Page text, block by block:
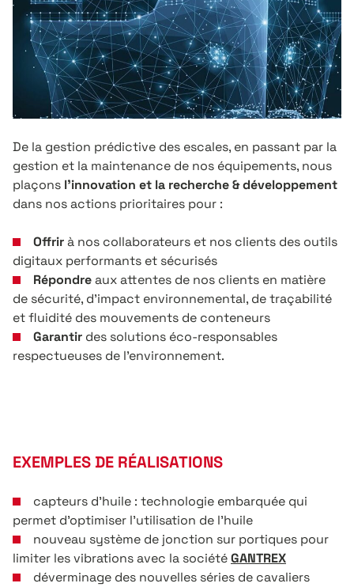
De la gestion prédictive des escales, en passant par la
gestion et la maintenance de nos équipements, nous
plaçons l’innovation et la recherche & développement
dans nos actions prioritaires pour :
Offrirà nos collaborateurs et nos clients des outils
digitaux performants et sécurisés
Répondreaux attentes de nos clients en matière
de sécurité, d’impact environnemental, de traçabilité
et fluidité des mouvements de conteneurs
Garantir des solutions éco-responsables
respectueuses de l’environnement.
EXEMPLES DE RÉALISATIONS
capteurs d’huile : technologie embarquée qui
permet d’optimiser l’utilisation de l’huile
nouveau système de jonction sur portiques pour
limiter les vibrations avec la sociétéGANTREX
déverminage des nouvelles séries de cavaliers